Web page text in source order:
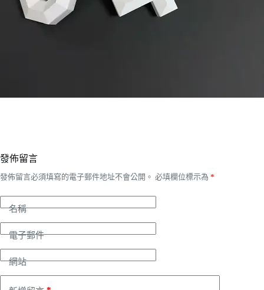
發佈留言
發佈留言必須填寫的電子郵件地址不會公開。 必填欄位標示為 *
名稱
電子郵件
網站